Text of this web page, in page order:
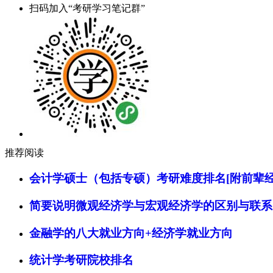
扫码加入“考研学习笔记群”
推荐阅读
会计学硕士（包括专硕）考研难度排名[附前辈
简要说明微观经济学与宏观经济学的区别与联系
金融学的八大就业方向+经济学就业方向
统计学考研院校排名